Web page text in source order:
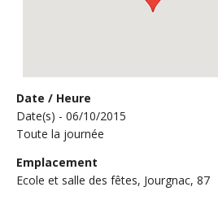
Date / Heure
Date(s) - 06/10/2015
Toute la journée
Emplacement
Ecole et salle des fêtes, Jourgnac, 87